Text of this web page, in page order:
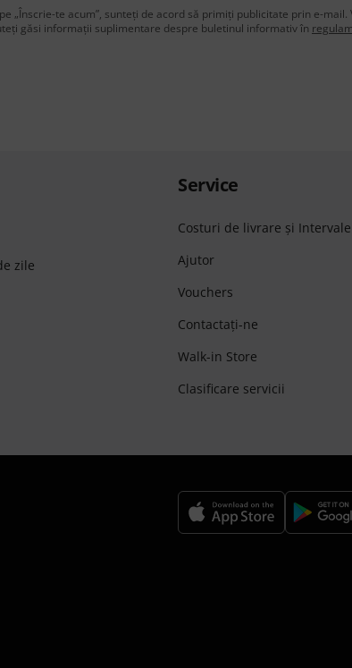
„Înscrie-te acum”, sunteți de acord să primiți publicitate prin e-
găsi informații suplimentare despre buletinul informativ în
zile
Service
Costuri de livrare şi
Ajutor
Vouchers
Contactaţi-ne
Walk-in Store
Clasificare servicii